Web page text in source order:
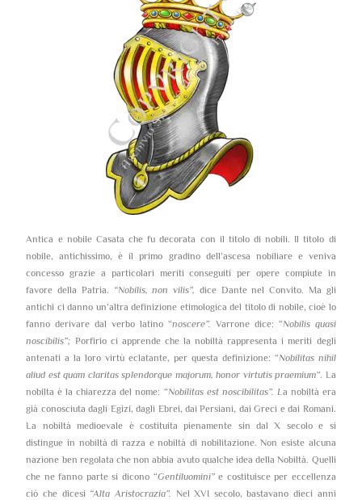
Antica e nobile Casata che fu decorata con il titolo di nobili. Il titolo di
nobile, antichissimo, è il primo gradino dell’ascesa nobiliare e veniva
concesso grazie a particolari meriti conseguiti per opere compiute in
favore della Patria. “Nobilis, non vilis”, dice Dante nel Convito. Ma gli
antichi ci danno un’altra definizione etimologica del titolo di nobile, cioè lo
fanno derivare dal verbo latino “noscere”. Varrone dice: “Nobilis quasi
noscibilis”; Porfirio ci apprende che la nobiltà rappresenta i meriti degli
antenati a la loro virtù eclatante, per questa definizione: “Nobilitas nihil
aliud est quam claritas splendorque majorum, honor virtutis praemium”. La
nobilta è la chiarezza del nome: “Nobilitas est noscibilitas”. La nobiltà era
già conosciuta dagli Egizi, dagli Ebrei, dai Persiani, dai Greci e dai Romani.
La nobiltà medioevale è costituita pienamente sin dal X secolo e si
distingue in nobiltà di razza e nobiltà di nobilitazione. Non esiste alcuna
nazione ben regolata che non abbia avuto qualche idea della Nobiltà. Quelli
che ne fanno parte si dicono “Gentiluomini”e costituisce per eccellenza
ciò che dicesi “Alta Aristocrazia”. Nel XVI secolo, bastavano dieci anni